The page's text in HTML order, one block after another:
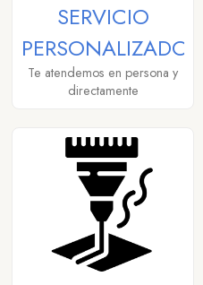
SERVICIO
PERSONALIZADO
Te atendemos en persona y
directamente